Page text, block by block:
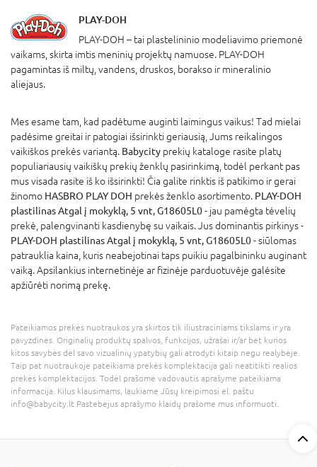
PLAY-DOH
PLAY-DOH – tai plastelininio modeliavimo priemonė
vaikams, skirta imtis meninių projektų namuose. PLAY-DOH
pagamintas iš miltų, vandens, druskos, borakso ir mineralinio
aliejaus.
Mes esame tam, kad padėtume auginti laimingus vaikus! Tad mielai
padėsime greitai ir patogiai išsirinkti geriausią, Jums reikalingos
vaikiškos prekės variantą. Babycity prekių kataloge rasite platų
populiariausių vaikiškų prekių ženklų pasirinkimą, todėl perkant pas
mus visada rasite iš ko išsirinkti! Čia galite rinktis iš patikimo ir gerai
žinomo HASBRO PLAY DOH prekės ženklo asortimento. PLAY-DOH
plastilinas Atgal į mokyklą, 5 vnt, G18605L0- jau pamėgta tėvelių
prekė, palengvinanti kasdienybę su vaikais. Jus dominantis pirkinys -
PLAY-DOH plastilinas Atgal į mokyklą, 5 vnt, G18605L0- siūlomas
patrauklia kaina, kuris neabejotinai taps puikiu pagalbininku auginant
vaiką. Apsilankius internetinėje ar fizinėje parduotuvėje galėsite
apžiūrėti norimą prekę.
Pateikiamos prekės nuotraukos yra skirtos tik iliustraciniams tikslams ir yra
pavyzdinės. Originalių produktų spalvos, funkcijos, užrašai ir/ar bet kurios
kitos savybės dėl savo vizualinių ypatybių gali atrodyti kitaip negu realybėje.
Taip pat nuotraukoje pateikiama prekės komplektacija gali neatitikti realios
prekės komplektacijos. Todėl prašome vadovautis aprašyme pateikiama
informacija. Kilus klausimams, laukiame Jūsų kreipimosi el. paštu
info@babycity.lt Pastebėjus aprašymo klaidų prašome mus informuoti.